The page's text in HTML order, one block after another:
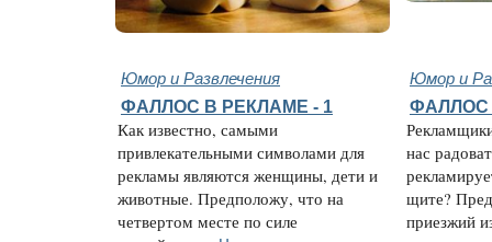
Юмор и Развлечения Юмор и
ФАЛЛОС В РЕКЛАМЕ - 1
Как известно, самыми
привлекательными символами для
рекламы являются женщины, дети и
животные. Предположу, что на
четвертом месте по силе
ФАЛЛОС
нас
щите?
приезжий